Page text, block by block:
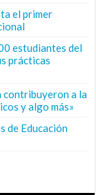
el primer
estudiantes del
prácticas
contribuyeron a la
y algo más»
de Educación